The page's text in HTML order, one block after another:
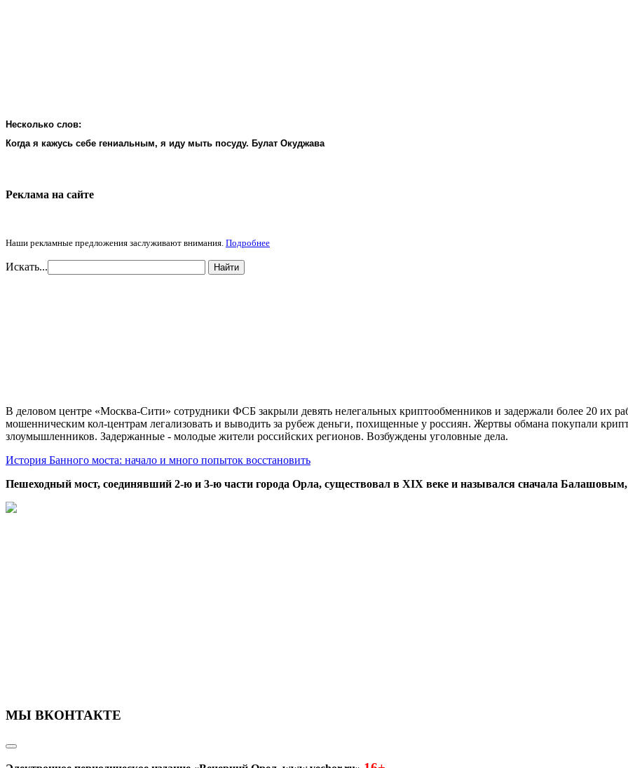
Несколько слов:
Когда я кажусь себе гениальным, я иду мыть посуду. Булат Окуджава
Реклама на cайте
Наши рекламные предложения заслуживают внимания. Подробнее
Искать... Найти
В деловом центре «Москва-Сити» сотрудники ФСБ закрыли девять нелегальных криптообменников и задержали более 20 их
мошенническим кол-центрам легализовать и выводить за рубеж деньги, похищенные у россиян. Жертвы обмана покупали
злоумышленников. Задержанные - молодые жители российских регионов. Возбуждены уголовные дела.
История Банного моста: начало и много попыток восстановить
Пешеходный мост, соединявший 2-ю и 3-ю части города Орла, существовал в XIX веке и назывался сначала
МЫ ВКОНТАКТЕ